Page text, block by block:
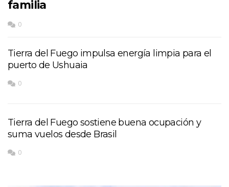
familia
0
Tierra del Fuego impulsa energía limpia para el
puerto de Ushuaia
0
Tierra del Fuego sostiene buena ocupación y
suma vuelos desde Brasil
0